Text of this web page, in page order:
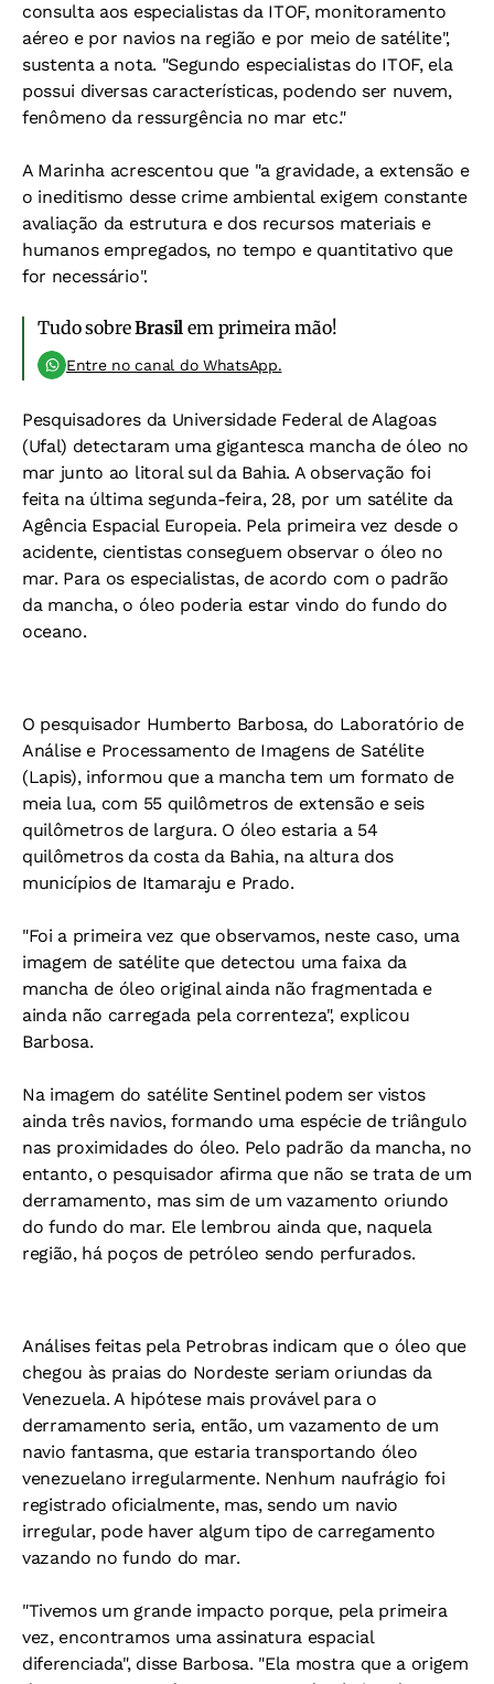
consulta aos especialistas da ITOF, monitoramento
aéreo e por navios na região e por meio de satélite",
sustenta a nota. "Segundo especialistas do ITOF, ela
possui diversas características, podendo ser nuvem,
fenômeno da ressurgência no mar etc."
A Marinha acrescentou que "a gravidade, a extensão e
o ineditismo desse crime ambiental exigem constante
avaliação da estrutura e dos recursos materiais e
humanos empregados, no tempo e quantitativo que
for necessário".
Tudo sobreBrasil em primeira mão!
Entre no canal do WhatsApp.
Pesquisadores da Universidade Federal de Alagoas
(Ufal) detectaram uma gigantesca mancha de óleo no
mar junto ao litoral sul da Bahia. A observação foi
feita na última segunda-feira, 28, por um satélite da
Agência Espacial Europeia. Pela primeira vez desde o
acidente, cientistas conseguem observar o óleo no
mar. Para os especialistas, de acordo com o padrão
da mancha, o óleo poderia estar vindo do fundo do
oceano.
O pesquisador Humberto Barbosa, do Laboratório de
Análise e Processamento de Imagens de Satélite
(Lapis), informou que a mancha tem um formato de
meia lua, com 55 quilômetros de extensão e seis
quilômetros de largura. O óleo estaria a 54
quilômetros da costa da Bahia, na altura dos
municípios de Itamaraju e Prado.
"Foi a primeira vez que observamos, neste caso, uma
imagem de satélite que detectou uma faixa da
mancha de óleo original ainda não fragmentada e
ainda não carregada pela correnteza", explicou
Barbosa.
Na imagem do satélite Sentinel podem ser vistos
ainda três navios, formando uma espécie de triângulo
nas proximidades do óleo. Pelo padrão da mancha, no
entanto, o pesquisador afirma que não se trata de um
derramamento, mas sim de um vazamento oriundo
do fundo do mar. Ele lembrou ainda que, naquela
região, há poços de petróleo sendo perfurados.
Análises feitas pela Petrobras indicam que o óleo que
chegou às praias do Nordeste seriam oriundas da
Venezuela. A hipótese mais provável para o
derramamento seria, então, um vazamento de um
navio fantasma, que estaria transportando óleo
venezuelano irregularmente. Nenhum naufrágio foi
registrado oficialmente, mas, sendo um navio
irregular, pode haver algum tipo de carregamento
vazando no fundo do mar.
"Tivemos um grande impacto porque, pela primeira
vez, encontramos uma assinatura espacial
diferenciada", disse Barbosa. "Ela mostra que a origem